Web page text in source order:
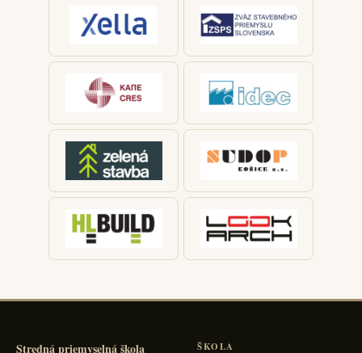
Stredná priemyselná škola
ŠKOLA